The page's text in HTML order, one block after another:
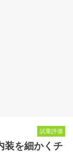
試乗評価
装を細かくチ